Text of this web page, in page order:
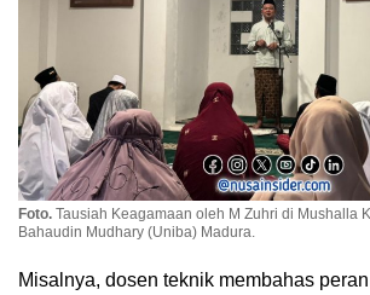
Foto. Tausiah Keagamaan oleh M Zuhri di Mushalla
Bahaudin Mudhary (Uniba) Madura.
Misalnya, dosen teknik membahas